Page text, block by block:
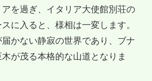
を過ぎ、イタリア大使館別荘の
に入ると、様相は一変します。
かない静寂の世界であり、ブナ
が茂る本格的な山道となりま